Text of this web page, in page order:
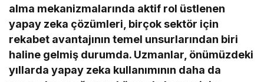
alma mekanizmalarında aktif rol üstlenen
yapay zeka çözümleri, birçok sektör için
rekabet avantajının temel unsurlarından biri
haline gelmiş durumda. Uzmanlar, önümüzdeki
yıllarda yapay zeka kullanımının daha da